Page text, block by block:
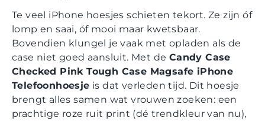
Te veel iPhone hoesjes schieten tekort. Ze zijn óf
lomp en saai, óf mooi maar kwetsbaar.
Bovendien klungel je vaak met opladen als de
case niet goed aansluit. Met de Candy Case
Checked Pink Tough Case Magsafe iPhone
Telefoonhoesje is dat verleden tijd. Dit hoesje
brengt alles samen wat vrouwen zoeken: een
prachtige roze ruit print (dé trendkleur van nu),